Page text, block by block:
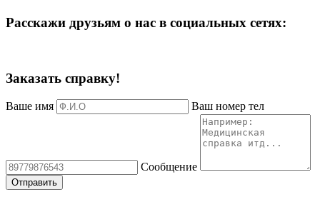
Расскажи друзьям о нас в социальных сетях:
Заказать справку!
Ваше имя Ваш номер тел
Сообщение